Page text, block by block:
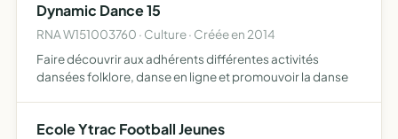
Dynamic Dance 15
RNA W151003760 · Culture · Créée en 2014
Faire découvrir aux adhérents différentes activités
dansées folklore, danse en ligne et promouvoir la danse
Ecole Ytrac Football Jeunes